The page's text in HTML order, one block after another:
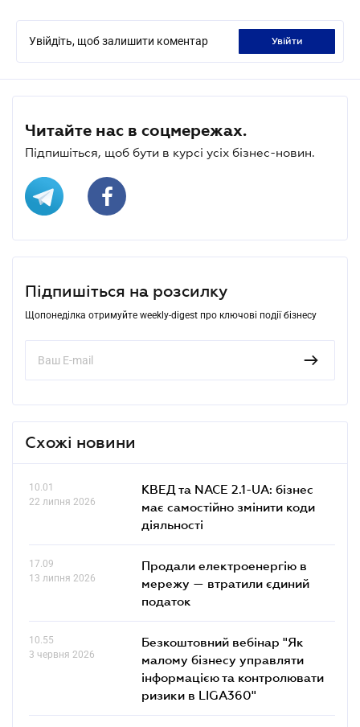
Увійдіть, щоб залишити коментар увійти
Читайте нас в соцмережах.
Підпишіться, щоб бути в курсі усіх бізнес-новин.
Підпишіться на розсилку
Щопонеділка отримуйте weekly-digest про ключові події бізнесу
Схожі новини
10.01
22 липня 2026
КВЕД та NACE 2.1-UA: бізнес
має самостійно змінити коди
діяльності
17.09
13 липня 2026
Продали електроенергію в
мережу — втратили єдиний
податок
10.55
3 червня 2026
Безкоштовний вебінар "Як
малому бізнесу управляти
інформацією та контролювати
ризики в LIGA360"